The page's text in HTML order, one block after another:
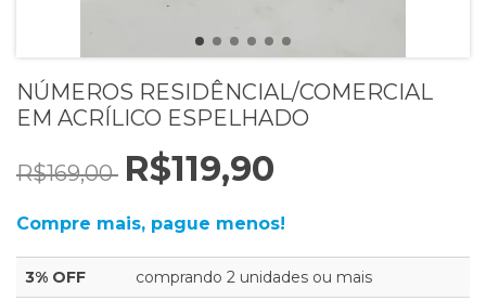
NÚMEROS RESIDÊNCIAL/COMERCIAL
EM ACRÍLICO ESPELHADO
R$169,00 R$119,90
Compre mais, pague menos!
3% OFF comprando 2 unidades ou mais